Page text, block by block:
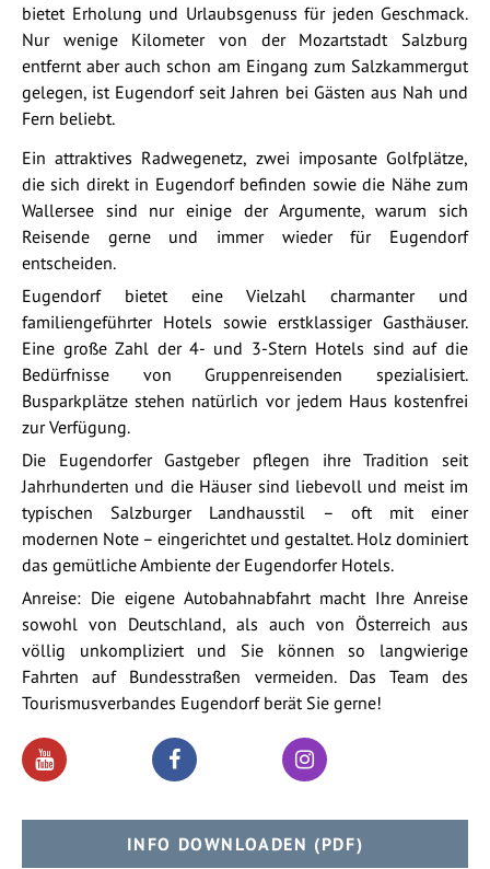
bietet Erholung und Urlaubsgenuss für jeden Geschmack.
Nur wenige Kilometer von der Mozartstadt Salzburg
entfernt aber auch schon am Eingang zum Salzkammergut
gelegen, ist Eugendorf seit Jahren bei Gästen aus Nah und
Fern beliebt.
Ein attraktives Radwegenetz, zwei imposante Golfplätze,
die sich direkt in Eugendorf befinden sowie die Nähe zum
Wallersee sind nur einige der Argumente, warum sich
Reisende gerne und immer wieder für Eugendorf
entscheiden.
Eugendorf bietet eine Vielzahl charmanter und
familiengeführter Hotels sowie erstklassiger Gasthäuser.
Eine große Zahl der 4- und 3-Stern Hotels sind auf die
Bedürfnisse von Gruppenreisenden spezialisiert.
Busparkplätze stehen natürlich vor jedem Haus kostenfrei
zur Verfügung.
Die Eugendorfer Gastgeber pflegen ihre Tradition seit
Jahrhunderten und die Häuser sind liebevoll und meist im
typischen Salzburger Landhausstil – oft mit einer
modernen Note – eingerichtet und gestaltet. Holz dominiert
das gemütliche Ambiente der Eugendorfer Hotels.
Anreise: Die eigene Autobahnabfahrt macht Ihre Anreise
sowohl von Deutschland, als auch von Österreich aus
völlig unkompliziert und Sie können so langwierige
Fahrten auf Bundesstraßen vermeiden. Das Team des
Tourismusverbandes Eugendorf berät Sie gerne!
INFO DOWNLOADEN (PDF)